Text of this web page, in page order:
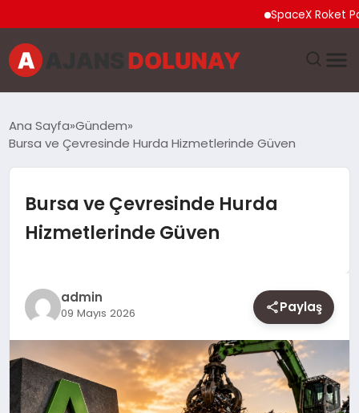
SpaceX Roket
EKONOMI
GENEL
MAGAZIN
SAĞLIK
SIYASET
Ana Sayfa Gündem
Bursa ve Çevresinde Hurda Hizmetlerinde Güven
Bursa ve Çevresinde Hurda
Hizmetlerinde Güven
admin
09 Mayıs 2026 Paylaş